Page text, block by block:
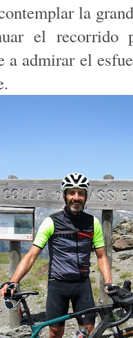
la
el recorrido
a admirar el